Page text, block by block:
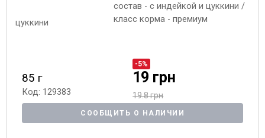
состав - с индейкой и цуккини /
класс корма - премиум
85 г
Код: 129383
-5%
19 грн
19.8 грн
СООБЩИТЬ О НАЛИЧИИ